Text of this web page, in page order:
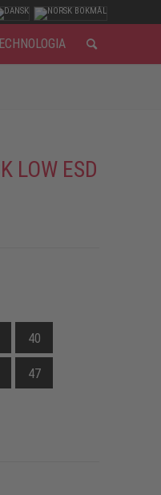
LOW ESD
40
47